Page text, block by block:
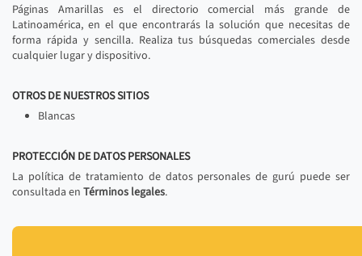
Páginas Amarillas es el directorio comercial más grande de
Latinoamérica, en el que encontrarás la solución que necesitas de
forma rápida y sencilla. Realiza tus búsquedas comerciales desde
cualquier lugar y dispositivo.
OTROS DE NUESTROS SITIOS
Blancas
PROTECCIÓN DE DATOS PERSONALES
La política de tratamiento de datos personales de gurú puede ser
consultada en Términos legales.